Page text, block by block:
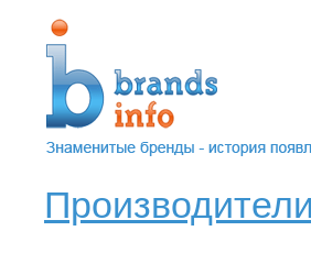
Производители